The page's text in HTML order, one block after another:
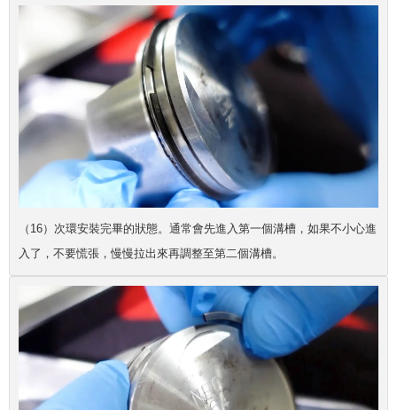
（16）次環安裝完畢的狀態。通常會先進入第一個溝槽，如果不小心進
入了，不要慌張，慢慢拉出來再調整至第二個溝槽。